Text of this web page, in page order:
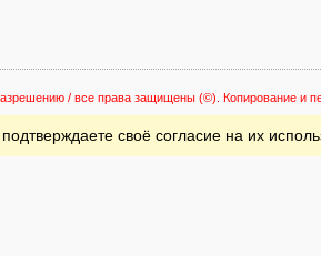
/ все права защищены (©). Копирование и
своё согласие на их